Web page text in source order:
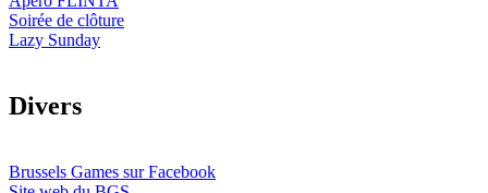
Soirée de clôture
Lazy Sunday
Divers
Brussels Games sur Facebook